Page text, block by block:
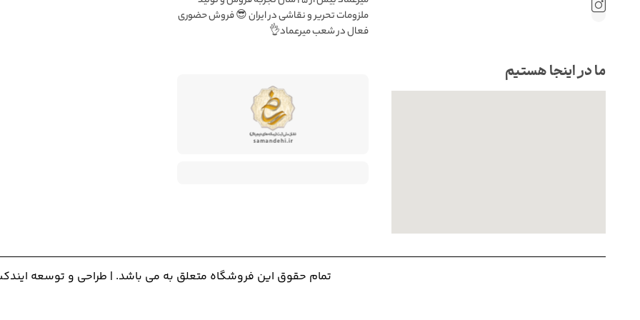
ملزومات تحریر و نقاشی در ایران 😎 فروش حضوری
فعال در شعب میرعماد👌
ما در اینجا هستیم
تمام حقوق این فروشگاه متعلق به می باشد. | طراحی و توسعه